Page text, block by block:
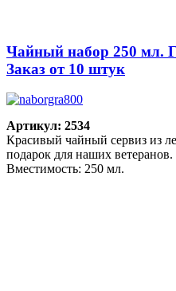
Чайный набор 250 мл.
Заказ от 10 штук
Артикул: 2534
Красивый чайный сервиз из
подарок для наших ветеранов.
Вместимость: 250 мл.